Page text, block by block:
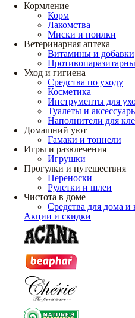
Кормление
Корм
Лакомства
Миски и поилки
Ветеринарная аптека
Витамины и добавки
Уход и гигиена
Средства по уходу
Косметика
Инструменты для
Туалеты и
Наполнители для
Домашний уют
Гамаки и тоннели
Игры и развлечения
Игрушки
Прогулки и путешествия
Переноски
Рулетки и шлеи
Чистота в доме
Средства для дома и
Акции и скидки